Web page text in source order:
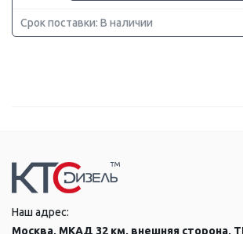
Срок поставки: В наличии
Наш адрес:
Москва, МКАД 32 км, внешняя сторона,